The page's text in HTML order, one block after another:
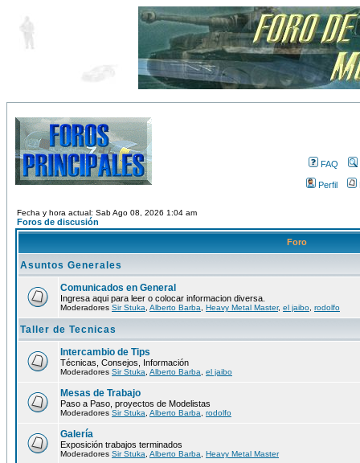
FAQ
Perfil
Fecha y hora actual: Sab Ago 08, 2026 1:04 am
Foros de discusión
Foro
Asuntos Generales
Comunicados en General
Ingresa aqui para leer o colocar informacion diversa.
Moderadores Sir Stuka Alberto Barba Heavy Metal Master, el jaibo rodolfo
Taller de Tecnicas
Intercambio de Tips
Técnicas, Consejos, Información
Moderadores Sir Stuka Alberto Barba el jaibo
Mesas de Trabajo
Paso a Paso, proyectos de Modelistas
Moderadores Sir Stuka Alberto Barba rodolfo
Galería
Exposición trabajos terminados
Moderadores Sir Stuka Alberto Barba Heavy Metal Master